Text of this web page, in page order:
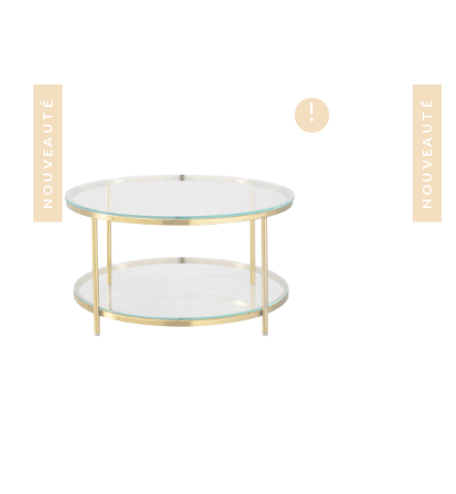
!
NOUVEAUTÉ NOUVEAUTÉ